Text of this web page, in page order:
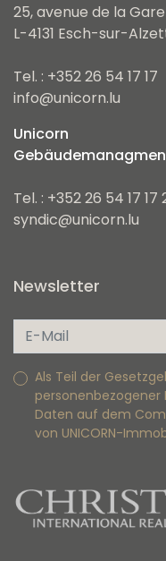
25, avenue de la Gare
L-4131 Esch-sur-
Tel. : +352 26 54 17 17
info@unicorn.lu
Unicorn
Tel. : +352 26 54 17 17
syndic@unicorn.lu
Newsletter
Als Teil der
Daten auf dem
von UNICORN-